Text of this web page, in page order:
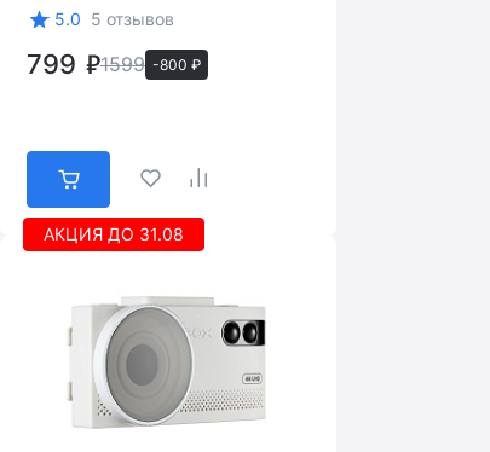
5.0 5 отзывов
799 1599 -800 ₽
АКЦИЯ ДО 31.08